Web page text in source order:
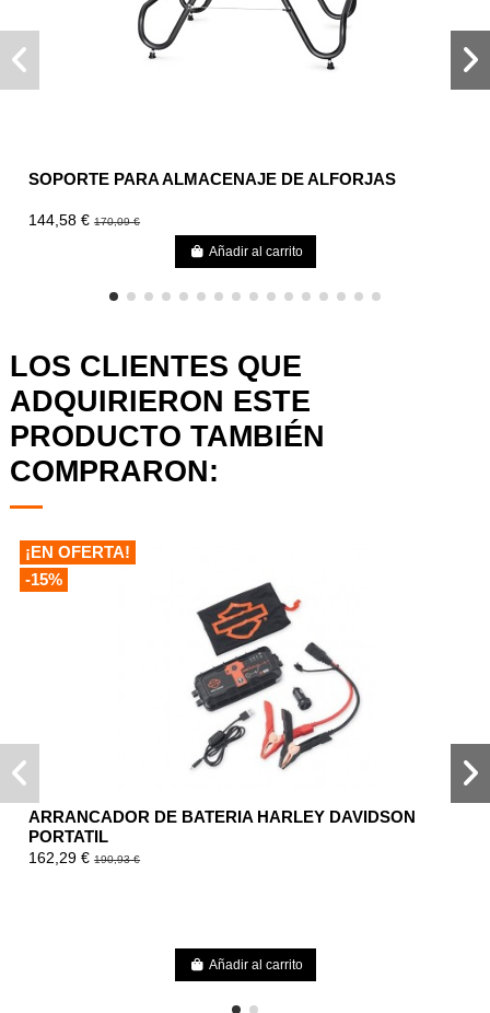
SOPORTE PARA ALMACENAJE DE ALFORJAS
144,58 €170,09 €
Añadir al carrito
LOS CLIENTES QUE
ADQUIRIERON ESTE
PRODUCTO TAMBIÉN
COMPRARON:
¡EN OFERTA!
-15%
ARRANCADOR DE BATERIA HARLEY DAVIDSON
PORTATIL
162,29 €190,93 €
Añadir al carrito